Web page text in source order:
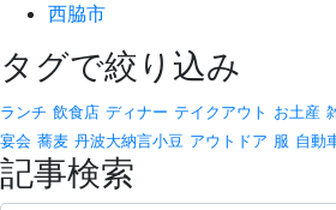
西脇市
タグで絞り込み
ランチ 飲食店 ディナー テイクアウト お土産
宴会 蕎麦 丹波大納言小豆 アウトドア 服 自動
記事検索